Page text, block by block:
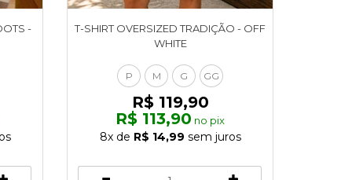
-
T-SHIRT OVERSIZED TRADIÇÃO - OFF
WHITE
P M G GG
R$ 119,90
R$ 113,90 no pix
8xde R$ 14,99 sem juros